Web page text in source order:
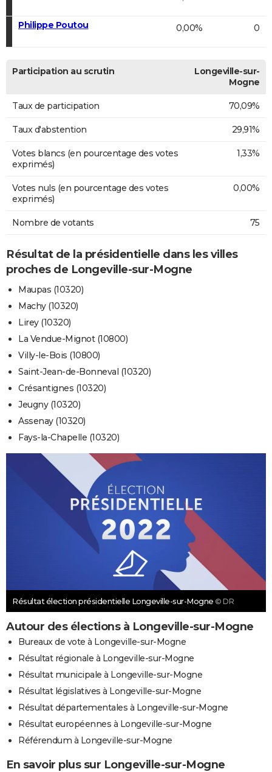
Philippe Poutou 0,00% 0
Participation au scrutin
Longeville-sur-
Mogne
Taux de participation 70,09%
Taux d'abstention 29,91%
Votes blancs (en pourcentage des votes
exprimés)
1,33%
Votes nuls (en pourcentage des votes
exprimés)
0,00%
Nombre de votants 75
Résultat de la présidentielle dans les villes
proches de Longeville-sur-Mogne
Maupas (10320)
Machy (10320)
Lirey (10320)
La Vendue-Mignot (10800)
Villy-le-Bois (10800)
Saint-Jean-de-Bonneval (10320)
Crésantignes (10320)
Jeugny (10320)
Assenay (10320)
Fays-la-Chapelle (10320)
Résultat élection présidentielle Longeville-sur-Mogne © DR
Autour des élections à Longeville-sur-Mogne
Bureaux de vote à Longeville-sur-Mogne
Résultat régionale à Longeville-sur-Mogne
Résultat municipale à Longeville-sur-Mogne
Résultat législatives à Longeville-sur-Mogne
Résultat départementales à Longeville-sur-Mogne
Résultat européennes à Longeville-sur-Mogne
Référendum à Longeville-sur-Mogne
En savoir plus sur Longeville-sur-Mogne